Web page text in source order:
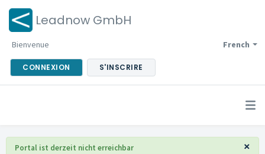
Leadnow GmbH
French
Bienvenue
CONNEXION S'INSCRIRE
×
Portal ist derzeit nicht erreichbar